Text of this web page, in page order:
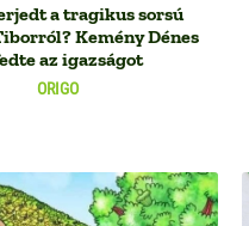
ORIGO
a tragikus sorsú
Kemény Dénes
az igazságot